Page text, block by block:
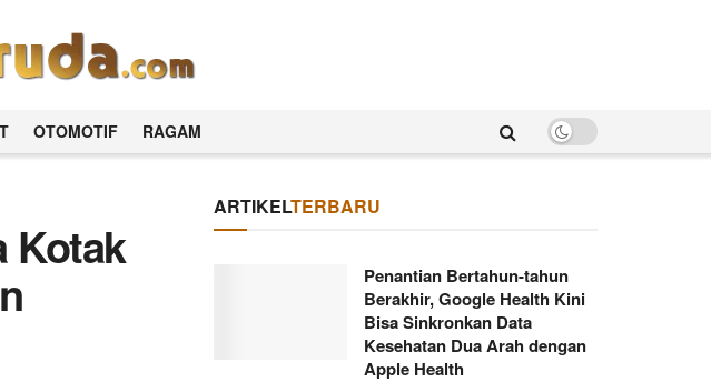
OTOMOTIF RAGAM
Kotak
ARTIKELTERBARU
Penantian Bertahun-tahun
Berakhir, Google Health Kini
Bisa Sinkronkan Data
Kesehatan Dua Arah dengan
Apple Health